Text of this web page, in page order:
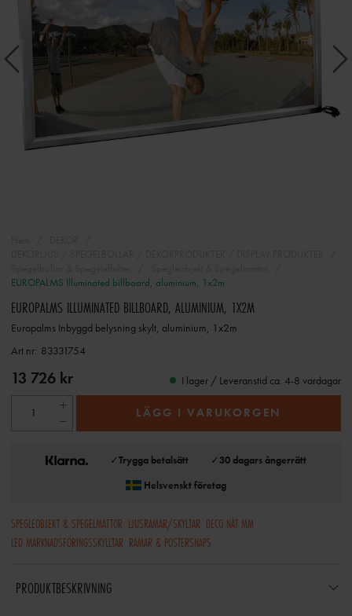
EUROPALMS Illuminated billboard, aluminium, 1x2m
EUROPALMS ILLUMINATED BILLBOARD, ALUMINIUM, 1X2M
Europalms Inbyggd belysning skylt, aluminium, 1x2m
Art nr: 83331754
13 726 kr I lager / Leveranstid ca. 4-8 vardagar
LÄGG I VARUKORGEN
✓Trygga betalsätt ✓30 dagars ångerrätt
Helsvenskt företag
SPEGLEOBJEKT & SPEGELMATTOR LJUSRAMAR/SKYLTAR DECO NÄT MM
LED MARKNADSFÖRINGSSKYLLTAR RAMAR & POSTERSNAPS
PRODUKTBESKRIVNING